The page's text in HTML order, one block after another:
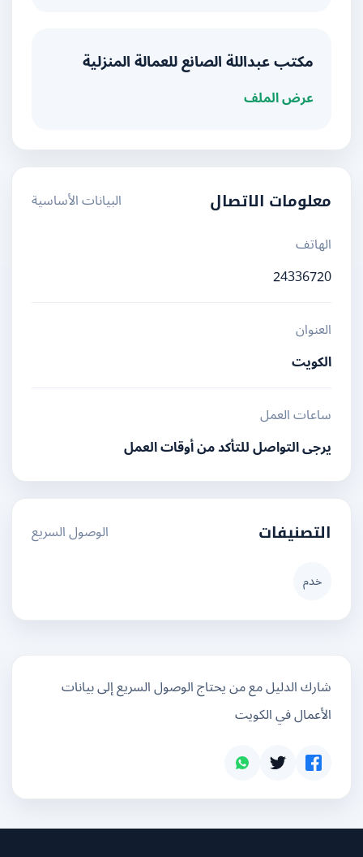
مكتب عبداللة الصانع للعمالة المنزلية
عرض الملف
معلومات الاتصال
البيانات الأساسية
الهاتف
24336720
العنوان
الكويت
ساعات العمل
يرجى التواصل للتأكد من أوقات العمل
التصنيفات الوصول السريع
شارك الدليل مع من يحتاج الوصول السريع إلى بيانات
الأعمال في الكويت